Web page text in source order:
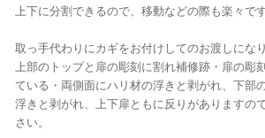
上下に分割できるので、移動などの際も楽々です
取っ手代わりにカギをお付けしてのお渡しになり
上部のトップと扉の彫刻に割れ補修跡・扉の彫
ている・両側面にハリ材の浮きと剥がれ、下部
浮きと剥がれ、上下扉ともに反りがありますの
さい。